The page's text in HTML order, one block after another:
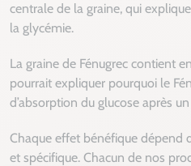
centrale de la graine, qui
la glycémie.
La graine de Fénugrec contient
pourrait expliquer pourquoi le
d’absorption du glucose après
Chaque effet bénéfique dépend
et spécifique. Chacun de nos